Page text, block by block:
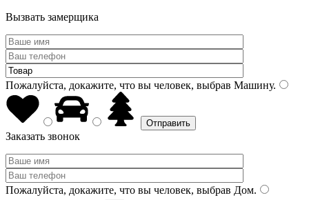
Вызвать замерщика
Пожалуйста, докажите, что вы человек, выбрав Машину.
Заказать звонок
Пожалуйста, докажите, что вы человек, выбрав Дом.